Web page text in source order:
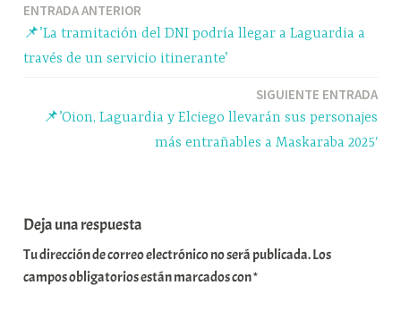
pp m rti
r
Navegación
de
ENTRADA ANTERIOR
📌’La tramitación del DNI podría llegar a Laguardia a
través de un servicio itinerante’
SIGUIENTE ENTRADA
📌’Oion, Laguardia y Elciego llevarán sus personajes
más entrañables a Maskaraba 2025′
Deja una respuesta
Tu dirección de correo electrónico no será publicada.Los
campos obligatorios están marcados con*